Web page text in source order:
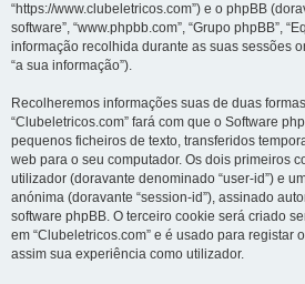
“https://www.clubeletricos.com”) e o phpBB
software”, “www.phpbb.com”, “Grupo phpBB”,
informação recolhida durante as suas sessões
“a sua informação”).
Recolheremos informações suas de duas
“Clubeletricos.com” fará com que o Software
pequenos ficheiros de texto, transferidos
web para o seu computador. Os dois primeiros
utilizador (doravante denominado “user-id”) e
anónima (doravante “session-id”), assinado
software phpBB. O terceiro cookie será criado
em “Clubeletricos.com” e é usado para registar
assim sua experiência como utilizador.